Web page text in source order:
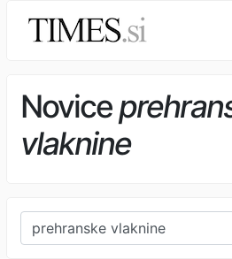
Novice
vlaknine